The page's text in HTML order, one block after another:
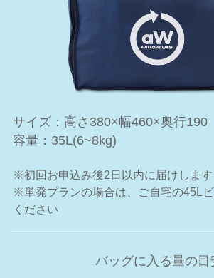
サイズ：高さ380×幅460×奥行190
容量：35L(6~8kg)
※初回お申込み後2日以内に届けします
※単発プランの場合は、ご自宅の45L
ください
バッグに入る量の目